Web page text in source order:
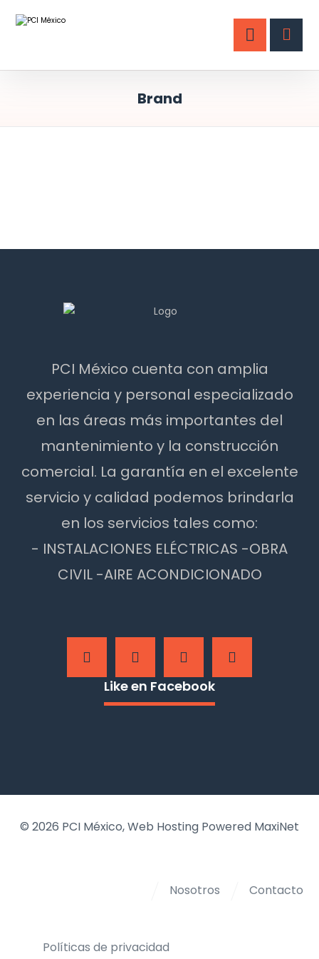
Brand
PCI México cuenta con amplia
experiencia y personal especializado
en las áreas más importantes del
mantenimiento y la construcción
comercial. La garantía en el excelente
servicio y calidad podemos brindarla
en los servicios tales como:
- INSTALACIONES ELÉCTRICAS -OBRA
CIVIL -AIRE ACONDICIONADO
Like en Facebook
© 2026 PCI México, Web Hosting Powered MaxiNet
Contacto
Nosotros
Políticas de privacidad